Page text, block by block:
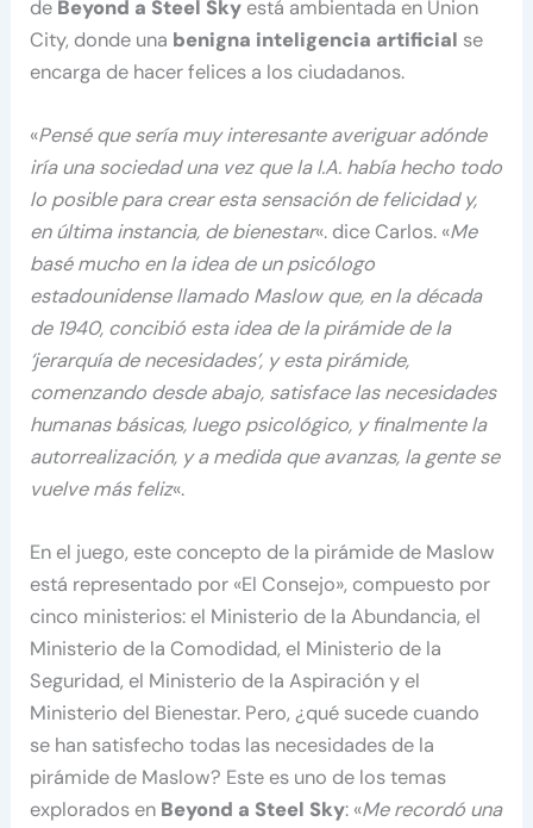
de Beyond a Steel Sky está ambientada en Union
City, donde una benigna inteligencia artificial se
encarga de hacer felices a los ciudadanos.
«Pensé que sería muy interesante averiguar adónde
iría una sociedad una vez que la I.A. había hecho todo
lo posible para crear esta sensación de felicidad y,
en última instancia, de bienestar«. dice Carlos. «Me
basé mucho en la idea de un psicólogo
estadounidense llamado Maslow que, en la década
de 1940, concibió esta idea de la pirámide de la
‘jerarquía de necesidades’, y esta pirámide,
comenzando desde abajo, satisface las necesidades
humanas básicas, luego psicológico, y finalmente la
autorrealización, y a medida que avanzas, la gente se
vuelve más feliz«.
En el juego, este concepto de la pirámide de Maslow
está representado por «El Consejo», compuesto por
cinco ministerios: el Ministerio de la Abundancia, el
Ministerio de la Comodidad, el Ministerio de la
Seguridad, el Ministerio de la Aspiración y el
Ministerio del Bienestar. Pero, ¿qué sucede cuando
se han satisfecho todas las necesidades de la
pirámide de Maslow? Este es uno de los temas
explorados en Beyond a Steel Sky: «Me recordó una